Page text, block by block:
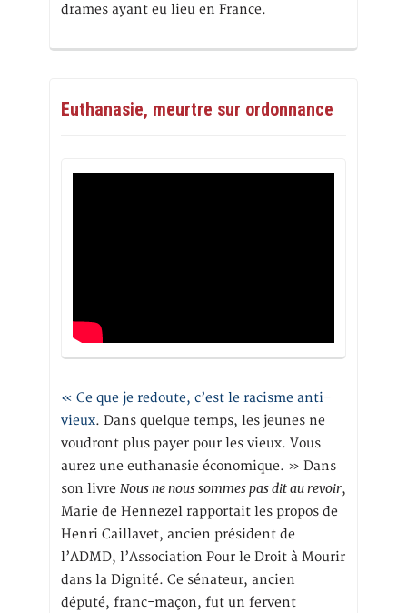
drames ayant eu lieu en France.
Euthanasie, meurtre sur ordonnance
« Ce que je redoute, c’est le racisme anti-
vieux. Dans quelque temps, les jeunes ne
voudront plus payer pour les vieux. Vous
aurez une euthanasie économique. » Dans
son livre Nous ne nous sommes pas dit au revoir,
Marie de Hennezel rapportait les propos de
Henri Caillavet, ancien président de
l’ADMD, l’Association Pour le Droit à Mourir
dans la Dignité. Ce sénateur, ancien
député, franc-maçon, fut un fervent